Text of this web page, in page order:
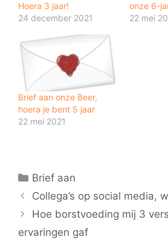
Hoera 3 jaar!
24 december 2021
onze 6-
22 mei
Brief aan onze Beer,
hoera je bent 5 jaar
22 mei 2021
Categorieën
Brief aan
Collega’s op social media,
Hoe borstvoeding mij 3
ervaringen gaf